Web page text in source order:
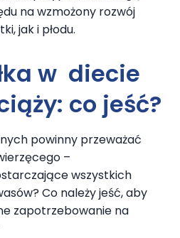
na wzmożony rozwój
jak i płodu.
w diecie
: co jeść?
powinny przeważać
–
wszystkich
Co należy jeść, aby
zapotrzebowanie na